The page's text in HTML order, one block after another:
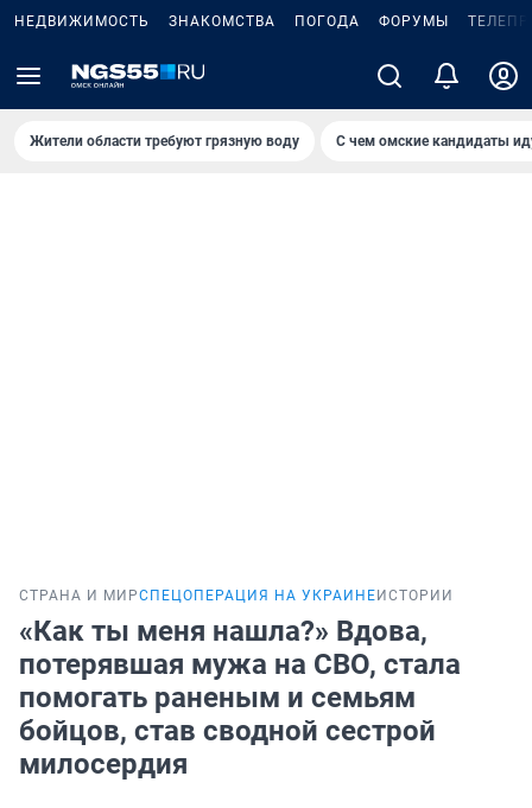
НЕДВИЖИМОСТЬ ЗНАКОМСТВА ПОГОДА ФОРУМЫ
Жители области требуют грязную воду С чем омские кандидаты
СТРАНА И МИРСПЕЦОПЕРАЦИЯ НА УКРАИНЕ ИСТОРИИ
«Как ты меня нашла?» Вдова,
потерявшая мужа на СВО, стала
помогать раненым и семьям
бойцов, став сводной сестрой
милосердия